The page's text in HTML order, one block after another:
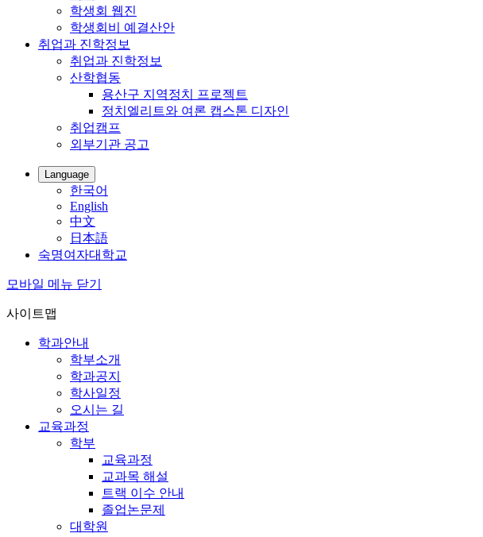
학생회 웹진
학생회비 예결산안
취업과 진학정보
취업과 진학정보
산학협동
용산구 지역정치 프로젝트
정치엘리트와 여론 캡스톤 디자인
취업캠프
외부기관 공고
Language
한국어
English
中文
日本語
숙명여자대학교
모바일 메뉴 닫기
사이트맵
학과안내
학부소개
학과공지
학사일정
오시는 길
교육과정
학부
교육과정
교과목 해설
트랙 이수 안내
졸업논문제
대학원